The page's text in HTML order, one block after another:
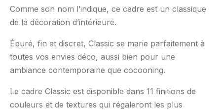
Comme son nom l’indique, ce cadre est un classique
de la décoration d’intérieure.
Épuré, fin et discret, Classic se marie parfaitement à
toutes vos envies déco, aussi bien pour une
ambiance contemporaine que cocooning.
Le cadre Classic est disponible dans 11 finitions de
couleurs et de textures qui régaleront les plus